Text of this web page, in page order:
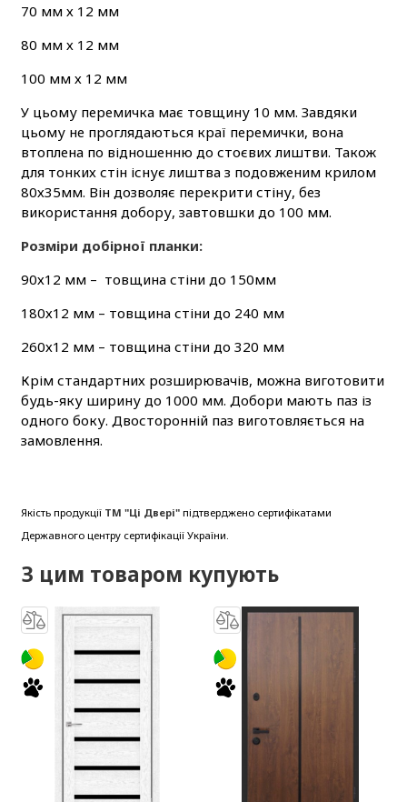
70 мм х 12 мм
80 мм х 12 мм
100 мм х 12 мм
У цьому перемичка має товщину 10 мм. Завдяки
цьому не проглядаються краї перемички, вона
втоплена по відношенню до стоєвих лиштви. Також
для тонких стін існує лиштва з подовженим крилом
80х35мм. Він дозволяє перекрити стіну, без
використання добору, завтовшки до 100 мм.
Розміри добірної планки:
90х12 мм – товщина стіни до 150мм
180х12 мм – товщина стіни до 240 мм
260х12 мм – товщина стіни до 320 мм
Крім стандартних розширювачів, можна виготовити
будь-яку ширину до 1000 мм. Добори мають паз із
одного боку. Двосторонній паз виготовляється на
замовлення.
Якість продукції ТМ "Ці Двері"підтверджено сертифікатами
Державного центру сертифікації України.
З цим товаром купують